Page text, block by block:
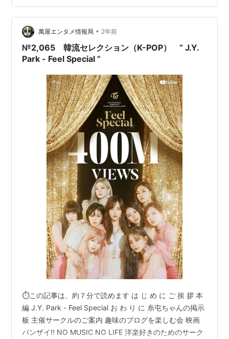
を予告なく変更いたしましたが内容的には今まで通りで
すので、今後ともよろしくお願いします …
萬屋エンタメ情報局 • 2年前
№2,065 韓流セレクション（K-POP） “ J.Y.
Park - Feel Special ”
⏱この記事は、約７分で読めます は じ め に ご 挨 拶 本
編 J.Y. Park - Feel Special お わ り に 糸屯ちゃんの掲示
板 主催サークルのご案内 趣味のブログを楽しむ会 映画
バンザイ!! NO MUSIC NO LIFE 洋楽好きのためのサーク